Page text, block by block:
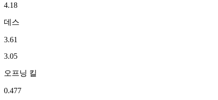
4.18
데스
3.61
3.05
오프닝 킬
0.477